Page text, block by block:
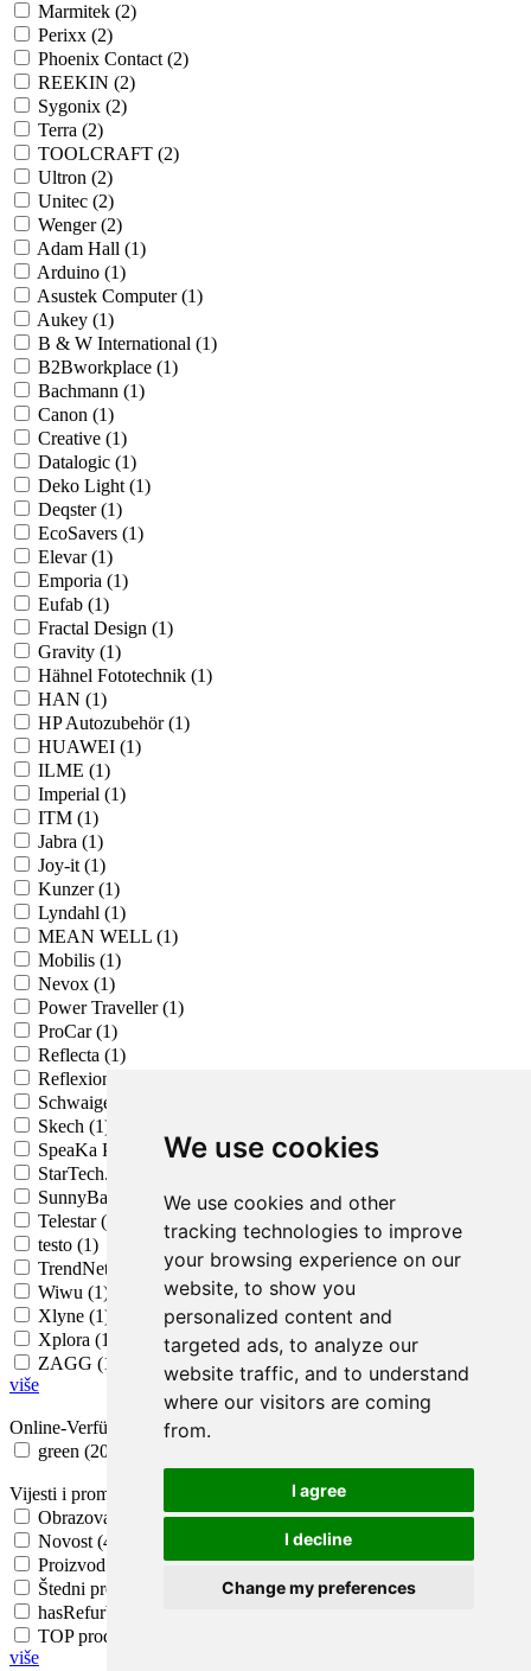
We use cookies
We use cookies and other
tracking technologies to improve
your browsing experience on our
website, to show you
personalized content and
targeted ads, to analyze our
website traffic, and to understand
where our visitors are coming
from.
I agree
I decline
Change my preferences
Marmitek (2)
Perixx (2)
Phoenix Contact (2)
REEKIN (2)
Sygonix (2)
Terra (2)
TOOLCRAFT (2)
Ultron (2)
Unitec (2)
Wenger (2)
Adam Hall (1)
Arduino (1)
Asustek Computer (1)
Aukey (1)
B & W International (1)
B2Bworkplace (1)
Bachmann (1)
Canon (1)
Creative (1)
Datalogic (1)
Deko Light (1)
Deqster (1)
EcoSavers (1)
Elevar (1)
Emporia (1)
Eufab (1)
Fractal Design (1)
Gravity (1)
Hähnel Fototechnik (1)
HAN (1)
HP Autozubehör (1)
HUAWEI (1)
ILME (1)
Imperial (1)
ITM (1)
Jabra (1)
Joy-it (1)
Kunzer (1)
Lyndahl (1)
MEAN WELL (1)
Mobilis (1)
Nevox (1)
Power Traveller (1)
ProCar (1)
Reflecta (1)
Reflexion (1)
Schwaiger (1)
Skech (1)
SpeaKa Professional (1)
StarTech.com (1)
SunnyBag (1)
Telestar (1)
testo (1)
TrendNet (1)
Wiwu (1)
Xlyne (1)
Xplora (1)
ZAGG (1)
više
Online-Verfügbarkeit
green (2057)
Vijesti i promocije
Obrazovanje (456)
Novost (450)
Proizvod po sniženoj cijeni (188)
Štedni proizvod (22)
hasRefurbishedOfferB2B (2)
TOP prodajni proizvod (1)
više